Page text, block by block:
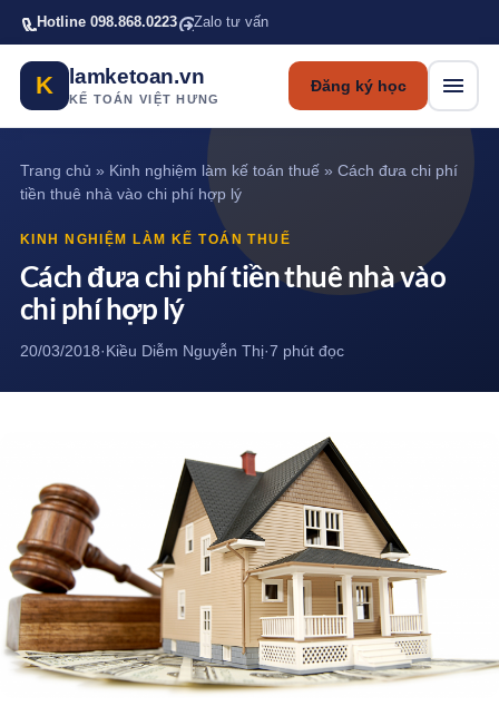
Bỏ qua tới nội dung chính
Hotline 098.868.0223 Zalo tư vấn
K lamketoan.vn
KẾ TOÁN VIỆT HƯNG
Đăng ký học
Trang chủ » Kinh nghiệm làm kế toán thuế » Cách đưa chi phí
tiền thuê nhà vào chi phí hợp lý
KINH NGHIỆM LÀM KẾ TOÁN THUẾ
Cách đưa chi phí tiền thuê nhà vào
chi phí hợp lý
20/03/2018·Kiều Diễm Nguyễn Thị·7 phút đọc